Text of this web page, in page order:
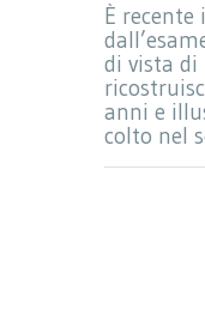
È
di vista di
anni e
colto nel